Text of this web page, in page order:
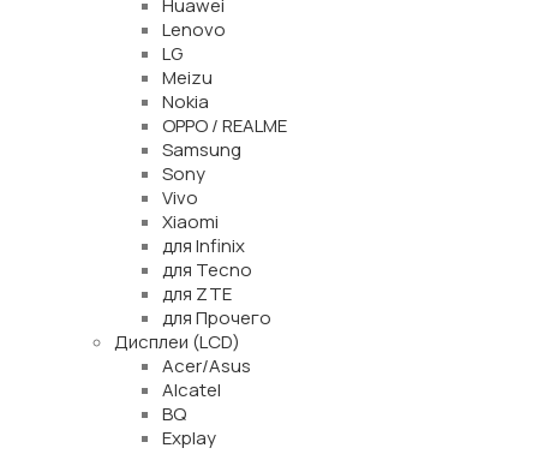
Huawei
Lenovo
LG
Meizu
Nokia
OPPO / REALME
Samsung
Sony
Vivo
Xiaomi
для Infinix
для Tecno
для ZTE
для Прочего
Дисплеи (LCD)
Acer/Asus
Alcatel
BQ
Explay